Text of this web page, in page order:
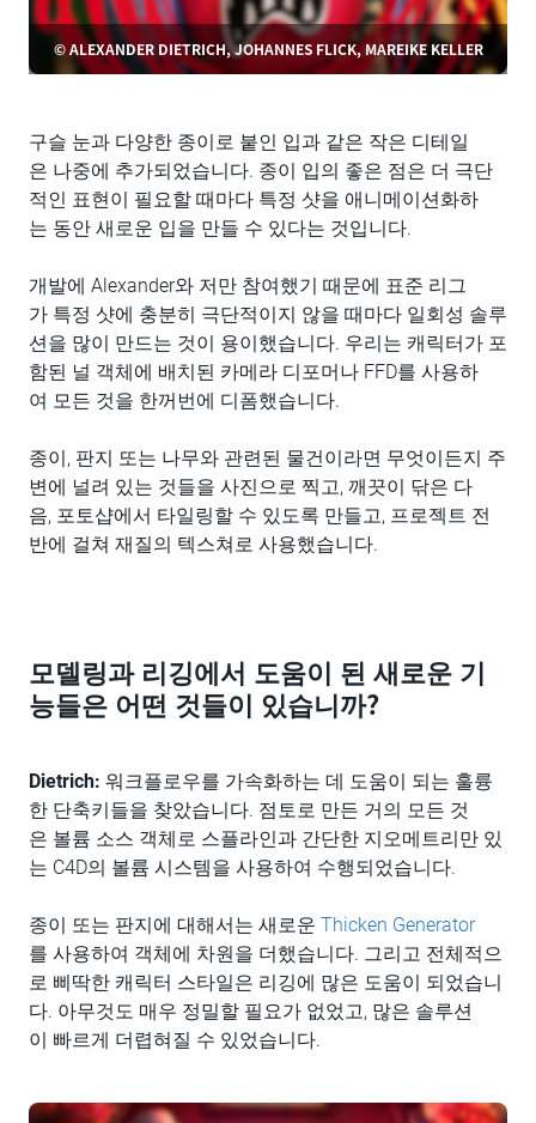
© ALEXANDER DIETRICH, JOHANNES FLICK, MAREIKE KELLER
구슬 눈과 다양한 종이로 붙인 입과 같은 작은 디테일
은 나중에 추가되었습니다. 종이 입의 좋은 점은 더 극단
적인 표현이 필요할 때마다 특정 샷을 애니메이션화하
는 동안 새로운 입을 만들 수 있다는 것입니다.
개발에 Alexander와 저만 참여했기 때문에 표준 리그
가 특정 샷에 충분히 극단적이지 않을 때마다 일회성 솔루
션을 많이 만드는 것이 용이했습니다. 우리는 캐릭터가 포
함된 널 객체에 배치된 카메라 디포머나 FFD를 사용하
여 모든 것을 한꺼번에 디폼했습니다.
종이, 판지 또는 나무와 관련된 물건이라면 무엇이든지 주
변에 널려 있는 것들을 사진으로 찍고, 깨끗이 닦은 다
음, 포토샵에서 타일링할 수 있도록 만들고, 프로젝트 전
반에 걸쳐 재질의 텍스쳐로 사용했습니다.
모델링과 리깅에서 도움이 된 새로운 기
능들은 어떤 것들이 있습니까?
Dietrich: 워크플로우를 가속화하는 데 도움이 되는 훌륭
한 단축키들을 찾았습니다. 점토로 만든 거의 모든 것
은 볼륨 소스 객체로 스플라인과 간단한 지오메트리만 있
는 C4D의 볼륨 시스템을 사용하여 수행되었습니다.
종이 또는 판지에 대해서는 새로운 Thicken Generator
를 사용하여 객체에 차원을 더했습니다. 그리고 전체적으
로 삐딱한 캐릭터 스타일은 리깅에 많은 도움이 되었습니
다. 아무것도 매우 정밀할 필요가 없었고, 많은 솔루션
이 빠르게 더렵혀질 수 있었습니다.